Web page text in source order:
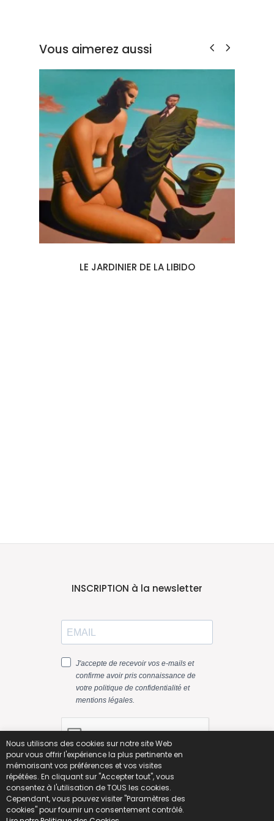
Vous aimerez aussi
LE JARDINIER DE LA LIBIDO
INSCRIPTION à la newsletter
Nous utilisons des cookies sur notre site Web
pour vous offrir l'expérience la plus pertinente en
mémorisant vos préférences et vos visites
répétées. En cliquant sur "Accepter tout", vous
consentez à l'utilisation de TOUS les cookies.
Cependant, vous pouvez visiter "Paramètres des
cookies" pour fournir un consentement contrôlé.